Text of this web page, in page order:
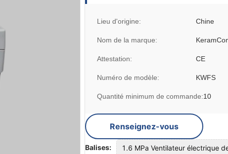
Lieu d'origine: Chine
Nom de la marque:
Attestation: CE
Numéro de modèle: KWFS
Quantité minimum de commande:10
Renseignez-vous
Balises: 1.6 MPa Ventilateur électrique